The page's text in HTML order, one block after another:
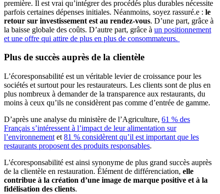
première. Il est vrai qu’intégrer des procédés plus durables nécessite
parfois certaines dépenses initiales. Néanmoins, soyez rassuré.e : le
retour sur investissement est au rendez-vous. D’une part, grâce à
la baisse globale des coûts. D’autre part, grâce à un positionnement
et une offre qui attire de plus en plus de consommateurs.
Plus de succès auprès de la clientèle
L’écoresponsabilité est un véritable levier de croissance pour les
sociétés et surtout pour les restaurateurs. Les clients sont de plus en
plus nombreux à demander de la transparence aux restaurants, du
moins à ceux qu’ils ne considèrent pas comme d’entrée de gamme.
D’après une analyse du ministère de l’Agriculture, 61 % des
Français s’intéressent à l’impact de leur alimentation sur
l’environnement et 81 % considèrent qu’il est important que les
restaurants proposent des produits responsables.
L'écoresponsabilité est ainsi synonyme de plus grand succès auprès
de la clientèle en restauration. Élément de différenciation, elle
contribue à la création d’une image de marque positive et à la
fidélisation des clients.